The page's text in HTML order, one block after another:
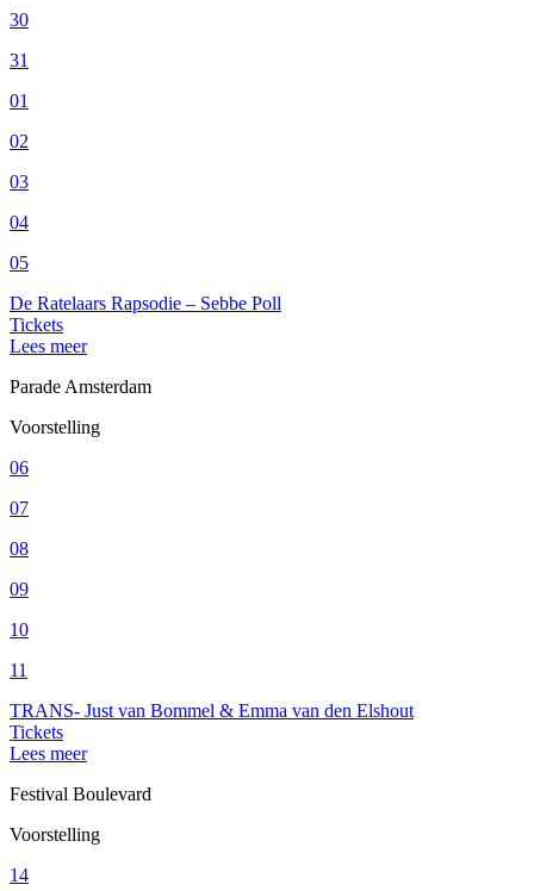
30
31
01
02
03
04
05
De Ratelaars Rapsodie – Sebbe Poll
Tickets
Lees meer
Parade Amsterdam
Voorstelling
06
07
08
09
10
11
TRANS- Just van Bommel & Emma van den Elshout
Tickets
Lees meer
Festival Boulevard
Voorstelling
14